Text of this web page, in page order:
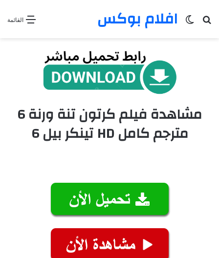
القائمة افلام بوكس بحث عنالوضع المظلم
مشاهدة فيلم كرتون تنة ورنة 6
مترجم كامل HD تينكر بيل 6